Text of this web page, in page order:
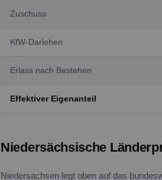
Zuschuss
KfW-Darlehen
Erlass nach Bestehen
Effektiver Eigenanteil
Niedersächsische
Niedersachsen legt oben auf das